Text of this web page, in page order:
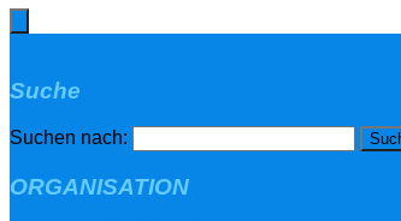
Suche
Suchen nach:
ORGANISATION